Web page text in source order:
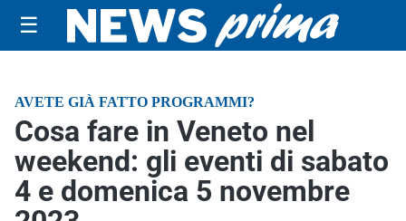
☰
AVETE GIÀ FATTO PROGRAMMI?
Cosa fare in Veneto nel
weekend: gli eventi di sabato
4 e domenica 5 novembre